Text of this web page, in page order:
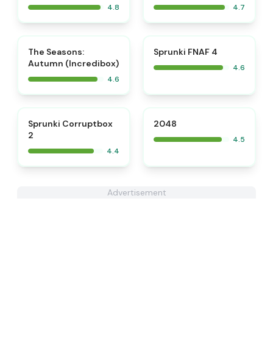
4.8 4.7
The Seasons:
Autumn (Incredibox)
4.6
Sprunki FNAF 4
4.6
Sprunki Corruptbox
2
4.4
2048
4.5
Advertisement